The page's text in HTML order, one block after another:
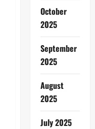
October
2025
September
2025
August
2025
July 2025